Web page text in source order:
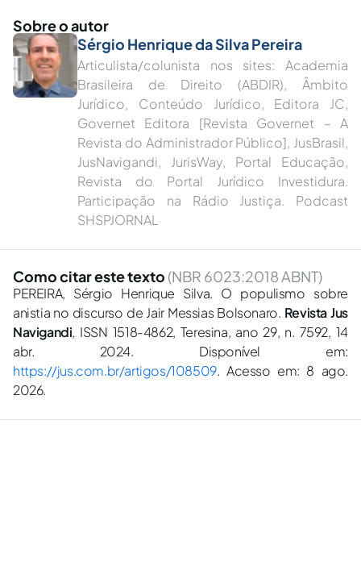
Sobre o autor
Sérgio Henrique da Silva Pereira
Articulista/colunista nos sites: Academia
Brasileira de Direito (ABDIR), Âmbito
Jurídico, Conteúdo Jurídico, Editora JC,
Governet Editora [Revista Governet – A
Revista do Administrador Público], JusBrasil,
JusNavigandi, JurisWay, Portal Educação,
Revista do Portal Jurídico Investidura.
Participação na Rádio Justiça. Podcast
SHSPJORNAL
Como citar este texto (NBR 6023:2018 ABNT)
PEREIRA, Sérgio Henrique Silva. O populismo sobre
anistia no discurso de Jair Messias Bolsonaro. Revista Jus
Navigandi, ISSN 1518-4862, Teresina, ano 29, n. 7592, 14
abr. 2024. Disponível em:
https://jus.com.br/artigos/108509. Acesso em: 8 ago.
2026.